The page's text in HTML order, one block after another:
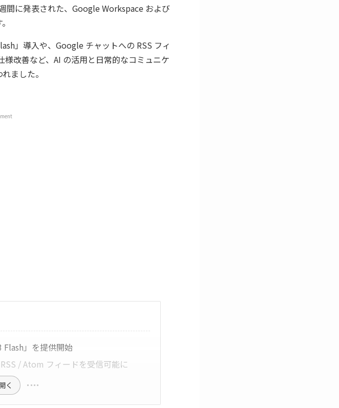
間に発表された、Google Workspace および
」導入や、Google チャットへの RSS フィ
改善など、AI の活用と日常的なコミュニケ
ました。
」を提供開始
/ Atom フィードを受信可能に
く